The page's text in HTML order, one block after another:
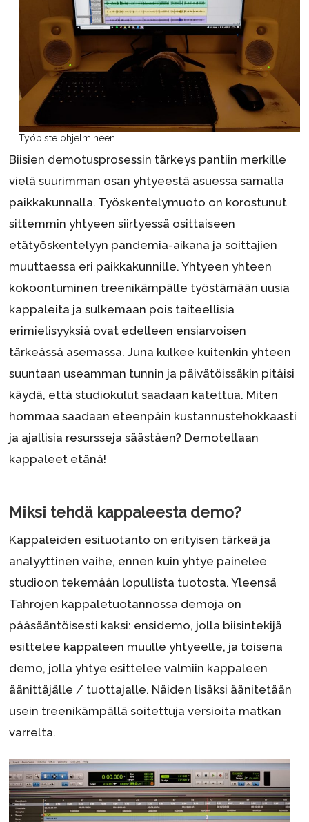
Työpiste ohjelmineen.
Biisien demotusprosessin tärkeys pantiin merkille
vielä suurimman osan yhtyeestä asuessa samalla
paikkakunnalla. Työskentelymuoto on korostunut
sittemmin yhtyeen siirtyessä osittaiseen
etätyöskentelyyn pandemia-aikana ja soittajien
muuttaessa eri paikkakunnille. Yhtyeen yhteen
kokoontuminen treenikämpälle työstämään uusia
kappaleita ja sulkemaan pois taiteellisia
erimielisyyksiä ovat edelleen ensiarvoisen
tärkeässä asemassa. Juna kulkee kuitenkin yhteen
suuntaan useamman tunnin ja päivätöissäkin pitäisi
käydä, että studiokulut saadaan katettua. Miten
hommaa saadaan eteenpäin kustannustehokkaasti
ja ajallisia resursseja säästäen? Demotellaan
kappaleet etänä!
Miksi tehdä kappaleesta demo?
Kappaleiden esituotanto on erityisen tärkeä ja
analyyttinen vaihe, ennen kuin yhtye painelee
studioon tekemään lopullista tuotosta. Yleensä
Tahrojen kappaletuotannossa demoja on
pääsääntöisesti kaksi: ensidemo, jolla biisintekijä
esittelee kappaleen muulle yhtyeelle, ja toisena
demo, jolla yhtye esittelee valmiin kappaleen
äänittäjälle / tuottajalle. Näiden lisäksi äänitetään
usein treenikämpällä soitettuja versioita matkan
varrelta.